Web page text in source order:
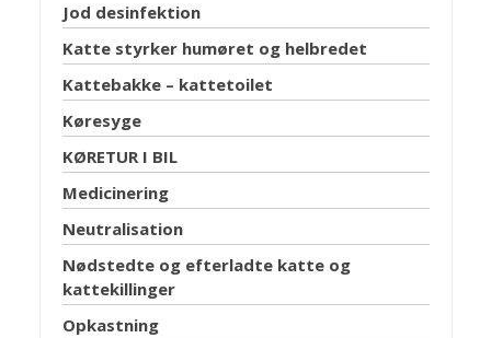
Jod desinfektion
Katte styrker humøret og helbredet
Kattebakke – kattetoilet
Køresyge
KØRETUR I BIL
Medicinering
Neutralisation
Nødstedte og efterladte katte og
kattekillinger
Opkastning